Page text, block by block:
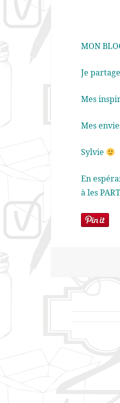
MON
Je
Mes
Mes
Sylvie
En
à les